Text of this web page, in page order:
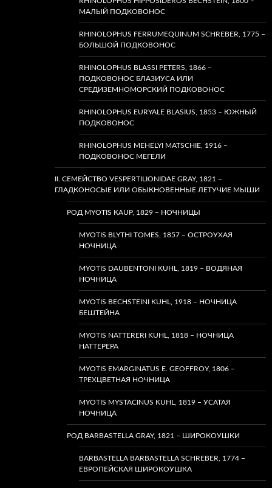
МАЛЫЙ ПОДКОВОНОС
RHINOLOPHUS FERRUMEQUINUM SCHREBER, 1775 –
БОЛЬШОЙ ПОДКОВОНОС
RHINOLOPHUS BLASSI PETERS, 1866 –
ПОДКОВОНОС БЛАЗИУСА ИЛИ
СРЕДИЗЕМНОМОРСКИЙ ПОДКОВОНОС
RHINOLOPHUS EURYALE BLASIUS, 1853 – ЮЖНЫЙ
ПОДКОВОНОС
RHINOLOPHUS MEHELYI MATSCHIE, 1916 –
ПОДКОВОНОС МЕГЕЛИ
II. СЕМЕЙСТВО VESPERTILIONIDAE GRAY, 1821 –
ГЛАДКОНОСЫЕ ИЛИ ОБЫКНОВЕННЫЕ ЛЕТУЧИЕ МЫШИ
РОД MYOTIS KAUP, 1829 – НОЧНИЦЫ
MYOTIS BLYTHI TOMES, 1857 – ОСТРОУХАЯ
НОЧНИЦА
MYOTIS DAUBENTONI KUHL, 1819 – ВОДЯНАЯ
НОЧНИЦА
MYOTIS BECHSTEINI KUHL, 1918 – НОЧНИЦА
БЕШТЕЙНА
MYOTIS NATTERERI KUHL, 1818 – НОЧНИЦА
НАТТЕРЕРА
MYOTIS EMARGINATUS E. GEOFFROY, 1806 –
ТРЕХЦВЕТНАЯ НОЧНИЦА
MYOTIS MYSTACINUS KUHL, 1819 – УСАТАЯ
НОЧНИЦА
РОД BARBASTELLA GRAY, 1821 – ШИРОКОУШКИ
BARBASTELLA BARBASTELLA SCHREBER, 1774 –
ЕВРОПЕЙСКАЯ ШИРОКОУШКА